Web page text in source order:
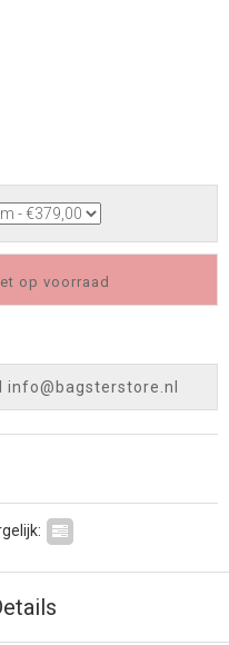
op voorraad
info@bagsterstore.nl